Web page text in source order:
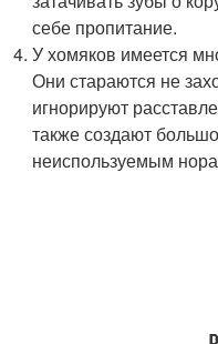
себе пропитание.
У хомяков имеется
Они стараются не
игнорируют
также создают
неиспользуемым